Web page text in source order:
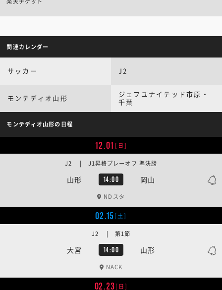
関連カレンダー
サッカー J2
モンテディオ山形
ジェフユナイテッド市原・
千葉
モンテディオ山形の日程
12.01 [日]
山形 14:00 岡山
J2 | J1昇格プレーオフ 準決勝
NDスタ
02.15[土]
大宮 14:00 山形
J2 | 第1節
NACK
02.23[日]